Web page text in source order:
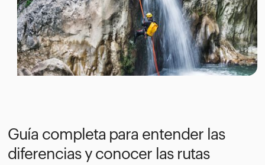
Guía completa para entender las
diferencias y conocer las rutas